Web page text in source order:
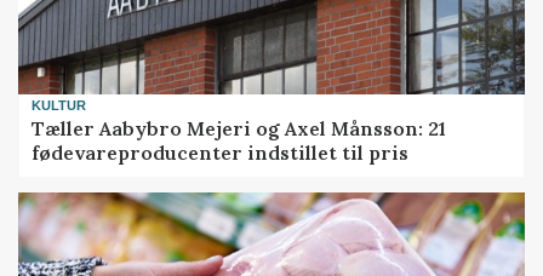
KULTUR
Tæller Aabybro Mejeri og Axel Månsson: 21
fødevareproducenter indstillet til pris